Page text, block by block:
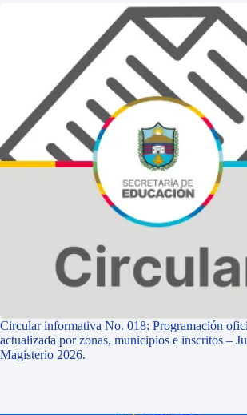
Circular informativa No. 018: Programación
actualizada por zonas, municipios e inscritos –
Magisterio 2026.